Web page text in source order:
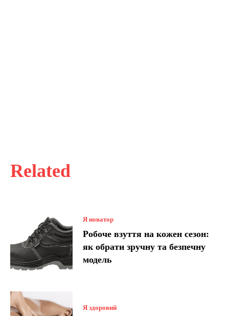
Related
Я новатор
Робоче взуття на кожен сезон:
як обрати зручну та безпечну
модель
Я здоровий